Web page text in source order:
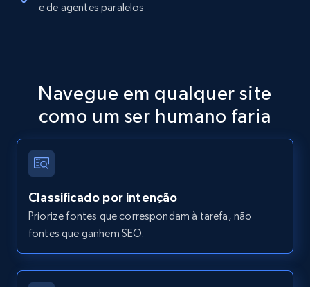
e de agentes paralelos
Navegue em qualquer site
como um ser humano faria
Classificado por intenção
Priorize fontes que correspondam à tarefa, não
fontes que ganhem SEO.